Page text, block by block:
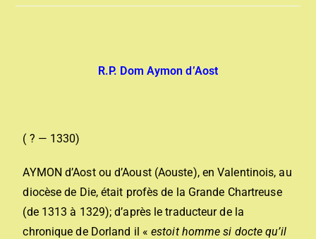
R.P. Dom Aymon d’Aost
( ? — 1330)
AYMON d’Aost ou d’Aoust (Aouste), en Valentinois, au
diocèse de Die, était profès de la Grande Chartreuse
(de 1313 à 1329);d’après le traducteur de la
chronique de Dorland il «estoit homme si docte qu’il